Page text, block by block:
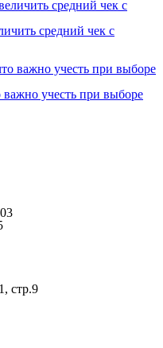
средний чек с
учесть при выборе
стр.9